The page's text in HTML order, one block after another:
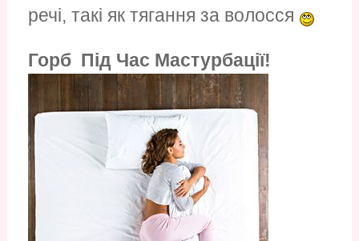
речі, такі як тягання за волосся
Горб Під Час Мастурбації!